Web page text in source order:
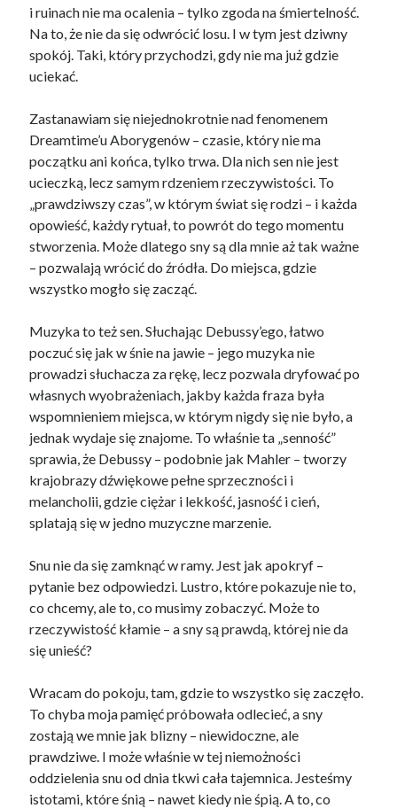
i ruinach nie ma ocalenia – tylko zgoda na śmiertelność.
Na to, że nie da się odwrócić losu. I w tym jest dziwny
spokój. Taki, który przychodzi, gdy nie ma już gdzie
uciekać.
Zastanawiam się niejednokrotnie nad fenomenem
Dreamtime’u Aborygenów – czasie, który nie ma
początku ani końca, tylko trwa. Dla nich sen nie jest
ucieczką, lecz samym rdzeniem rzeczywistości. To
„prawdziwszy czas”, w którym świat się rodzi – i każda
opowieść, każdy rytuał, to powrót do tego momentu
stworzenia. Może dlatego sny są dla mnie aż tak ważne
– pozwalają wrócić do źródła. Do miejsca, gdzie
wszystko mogło się zacząć.
Muzyka to też sen. Słuchając Debussy’ego, łatwo
poczuć się jak w śnie na jawie – jego muzyka nie
prowadzi słuchacza za rękę, lecz pozwala dryfować po
własnych wyobrażeniach, jakby każda fraza była
wspomnieniem miejsca, w którym nigdy się nie było, a
jednak wydaje się znajome. To właśnie ta „senność”
sprawia, że Debussy – podobnie jak Mahler – tworzy
krajobrazy dźwiękowe pełne sprzeczności i
melancholii, gdzie ciężar i lekkość, jasność i cień,
splatają się w jedno muzyczne marzenie.
Snu nie da się zamknąć w ramy. Jest jak apokryf –
pytanie bez odpowiedzi. Lustro, które pokazuje nie to,
co chcemy, ale to, co musimy zobaczyć. Może to
rzeczywistość kłamie – a sny są prawdą, której nie da
się unieść?
Wracam do pokoju, tam, gdzie to wszystko się zaczęło.
To chyba moja pamięć próbowała odlecieć, a sny
zostają we mnie jak blizny – niewidoczne, ale
prawdziwe. I może właśnie w tej niemożności
oddzielenia snu od dnia tkwi cała tajemnica. Jesteśmy
istotami, które śnią – nawet kiedy nie śpią. A to, co